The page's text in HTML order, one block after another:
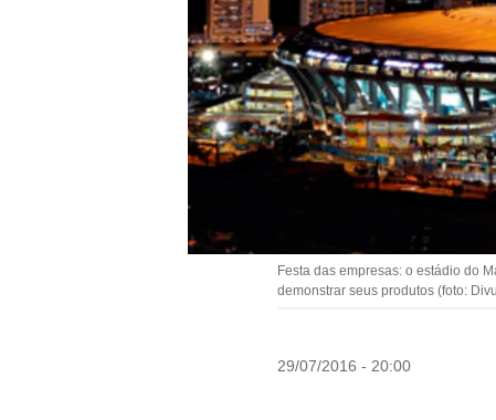
Festa das empresas: o estádio do
demonstrar seus produtos (foto:
29/07/2016 - 20:00